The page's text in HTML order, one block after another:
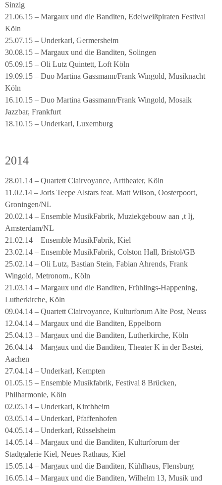
Sinzig
21.06.15 – Margaux und die Banditen, Edelweißpiraten Festival
Köln
25.07.15 – Underkarl, Germersheim
30.08.15 – Margaux und die Banditen, Solingen
05.09.15 – Oli Lutz Quintett, Loft Köln
19.09.15 – Duo Martina Gassmann/Frank Wingold, Musiknacht
Köln
16.10.15 – Duo Martina Gassmann/Frank Wingold, Mosaik
Jazzbar, Frankfurt
18.10.15 – Underkarl, Luxemburg
2014
28.01.14 – Quartett Clairvoyance, Arttheater, Köln
11.02.14 – Joris Teepe Alstars feat. Matt Wilson, Oosterpoort,
Groningen/NL
20.02.14 – Ensemble MusikFabrik, Muziekgebouw aan ‚t Ij,
Amsterdam/NL
21.02.14 – Ensemble MusikFabrik, Kiel
23.02.14 – Ensemble MusikFabrik, Colston Hall, Bristol/GB
25.02.14 – Oli Lutz, Bastian Stein, Fabian Ahrends, Frank
Wingold, Metronom., Köln
21.03.14 – Margaux und die Banditen, Frühlings-Happening,
Lutherkirche, Köln
09.04.14 – Quartett Clairvoyance, Kulturforum Alte Post, Neuss
12.04.14 – Margaux und die Banditen, Eppelborn
25.04.13 – Margaux und die Banditen, Lutherkirche, Köln
26.04.14 – Margaux und die Banditen, Theater K in der Bastei,
Aachen
27.04.14 – Underkarl, Kempten
01.05.15 – Ensemble Musikfabrik, Festival 8 Brücken,
Philharmonie, Köln
02.05.14 – Underkarl, Kirchheim
03.05.14 – Underkarl, Pfaffenhofen
04.05.14 – Underkarl, Rüsselsheim
14.05.14 – Margaux und die Banditen, Kulturforum der
Stadtgalerie Kiel, Neues Rathaus, Kiel
15.05.14 – Margaux und die Banditen, Kühlhaus, Flensburg
16.05.14 – Margaux und die Banditen, Wilhelm 13, Musik und